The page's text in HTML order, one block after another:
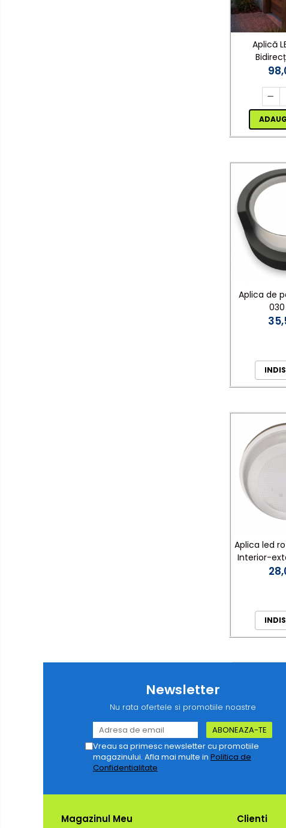
Aplică
Aplica de
Aplica led
Interior-
24W
Newsletter
Nu rata ofertele si promotiile noastre
Vreau sa primesc newsletter cu promotiile
magazinului. Afla mai multe in Politica de
Confidentialitate
Magazinul Meu Clienti